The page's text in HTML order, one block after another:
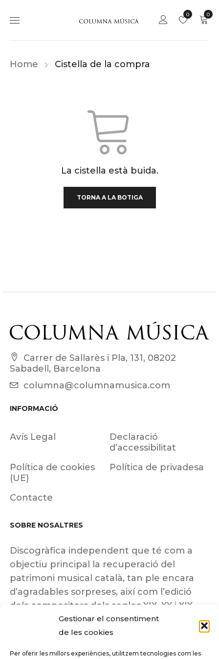
Gestionar el consentiment
de les cookies
Per oferir les millors experiències, utilitzem tecnologies com les
0
0
Home Cistella de la compra
La cistella està buida.
TORNA A LA BOTIGA
Carrer de Sallarès i Pla, 131, 08202
Sabadell, Barcelona
columna@columnamusica.com
INFORMACIÓ
Avís Legal
Declaració
d’accessibilitat
Política de cookies
(UE)
Política de privadesa
Contacte
SOBRE NOSALTRES
Discogràfica independent que té com a
objectiu principal la recuperació del
patrimoni musical català, tan ple encara
d’agradables sorpreses, així com l’edició
dels compositors dels segles XIX, XX i XIX
insuficientment coneguts.